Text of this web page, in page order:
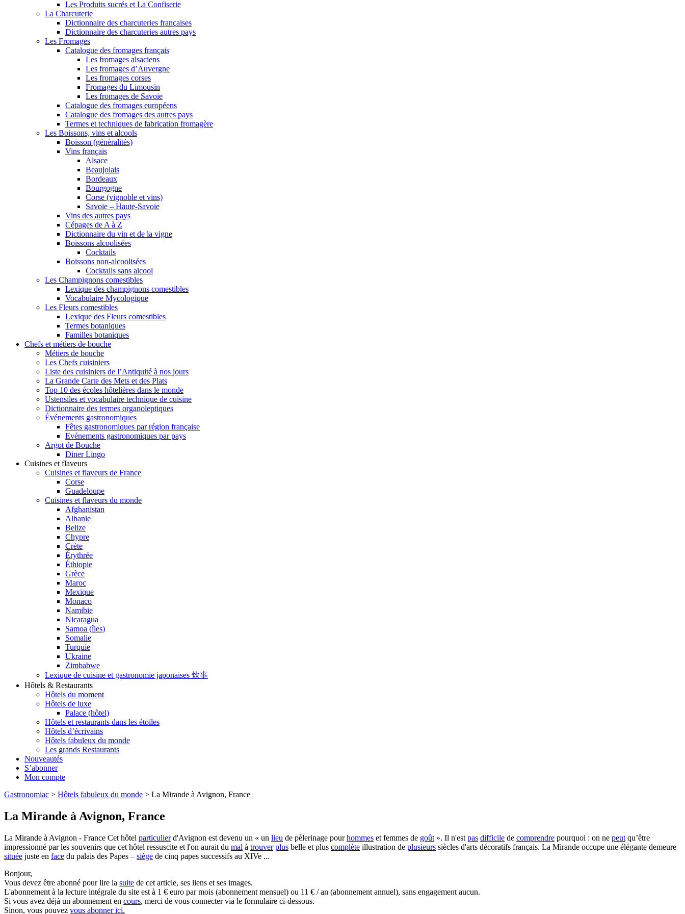
Les Produits sucrés et La Confiserie
La Charcuterie
Dictionnaire des charcuteries françaises
Dictionnaire des charcuteries autres pays
Les Fromages
Catalogue des fromages français
Les fromages alsaciens
Les fromages d’Auvergne
Les fromages corses
Fromages du Limousin
Les fromages de Savoie
Catalogue des fromages européens
Catalogue des fromages des autres pays
Termes et techniques de fabrication fromagère
Les Boissons, vins et alcools
Boisson (généralités)
Vins français
Alsace
Beaujolais
Bordeaux
Bourgogne
Corse (vignoble et vins)
Savoie – Haute-Savoie
Vins des autres pays
Cépages de A à Z
Dictionnaire du vin et de la vigne
Boissons alcoolisées
Cocktails
Boissons non-alcoolisées
Cocktails sans alcool
Les Champignons comestibles
Lexique des champignons comestibles
Vocabulaire Mycologique
Les Fleurs comestibles
Lexique des Fleurs comestibles
Termes botaniques
Familles botaniques
Chefs et métiers de bouche
Métiers de bouche
Les Chefs cuisiniers
Liste des cuisiniers de l’Antiquité à nos jours
La Grande Carte des Mets et des Plats
Top 10 des écoles hôtelières dans le monde
Ustensiles et vocabulaire technique de cuisine
Dictionnaire des termes organoleptiques
Événements gastronomiques
Fêtes gastronomiques par région française
Evénements gastronomiques par pays
Argot de Bouche
Diner Lingo
Cuisines et flaveurs
Cuisines et flaveurs de France
Corse
Guadeloupe
Cuisines et flaveurs du monde
Afghanistan
Albanie
Belize
Chypre
Crète
Érythrée
Éthiopie
Grèce
Maroc
Mexique
Monaco
Namibie
Nicaragua
Samoa (îles)
Somalie
Turquie
Ukraine
Zimbabwe
Lexique de cuisine et gastronomie japonaises 炊事
Hôtels & Restaurants
Hôtels du moment
Hôtels de luxe
Palace (hôtel)
Hôtels et restaurants dans les étoiles
Hôtels d’écrivains
Hôtels fabuleux du monde
Les grands Restaurants
Nouveautés
S’abonner
Mon compte
Gastronomiac > Hôtels fabuleux du monde > La Mirande à Avignon, France
La Mirande à Avignon, France
La Mirande à Avignon - France Cet hôtel particulierd'Avignon est devenu un « un lieu de pèlerinage pourhommes et femmes de goût ». Il n'est pas difficile de comprendre pourquoi : on ne peut qu’être
impressionné par les souvenirs que cet hôtel ressuscite et l'on aurait du mal à trouver plus belle et plus complète illustration de plusieurs siècles d'arts décoratifs français. La Mirande occupe une élégante demeure
située juste en face du palais des Papes – siège de cinq papes successifs au XIVe ...
Bonjour,
Vous devez être abonné pour lire la suite de cet article, ses liens et ses images.
L'abonnement à la lecture intégrale du site est à 1 € euro par mois (abonnement mensuel) ou 11 € / an (abonnement annuel), sans engagement aucun.
Si vous avez déjà un abonnement en cours, merci de vous connecter via le formulaire ci-dessous.
Sinon, vous pouvez vous abonner ici.